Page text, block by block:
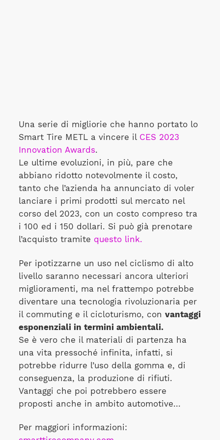
Una serie di migliorie che hanno portato lo
Smart Tire METL a vincere il CES 2023
Innovation Awards.
Le ultime evoluzioni, in più, pare che
abbiano ridotto notevolmente il costo,
tanto che l’azienda ha annunciato di voler
lanciare i primi prodotti sul mercato nel
corso del 2023, con un costo compreso tra
i 100 ed i 150 dollari. Si può già prenotare
l’acquisto tramite questo link.
Per ipotizzarne un uso nel ciclismo di alto
livello saranno necessari ancora ulteriori
miglioramenti, ma nel frattempo potrebbe
diventare una tecnologia rivoluzionaria per
il commuting e il cicloturismo, con vantaggi
esponenziali in termini ambientali.
Se è vero che il materiali di partenza ha
una vita pressoché infinita, infatti, si
potrebbe ridurre l’uso della gomma e, di
conseguenza, la produzione di rifiuti.
Vantaggi che poi potrebbero essere
proposti anche in ambito automotive...
Per maggiori informazioni: